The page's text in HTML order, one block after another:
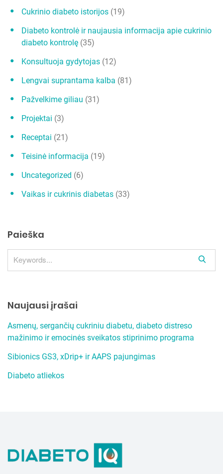
Cukrinio diabeto istorijos (19)
Diabeto kontrolė ir naujausia informacija apie cukrinio
diabeto kontrolę (35)
Konsultuoja gydytojas (12)
Lengvai suprantama kalba (81)
Pažvelkime giliau (31)
Projektai (3)
Receptai (21)
Teisinė informacija (19)
Uncategorized (6)
Vaikas ir cukrinis diabetas (33)
Paieška
e
Naujausi įrašai
Asmenų, sergančių cukriniu diabetu, diabeto distreso
mažinimo ir emocinės sveikatos stiprinimo programa
Sibionics GS3, xDrip+ ir AAPS pajungimas
Diabeto atliekos